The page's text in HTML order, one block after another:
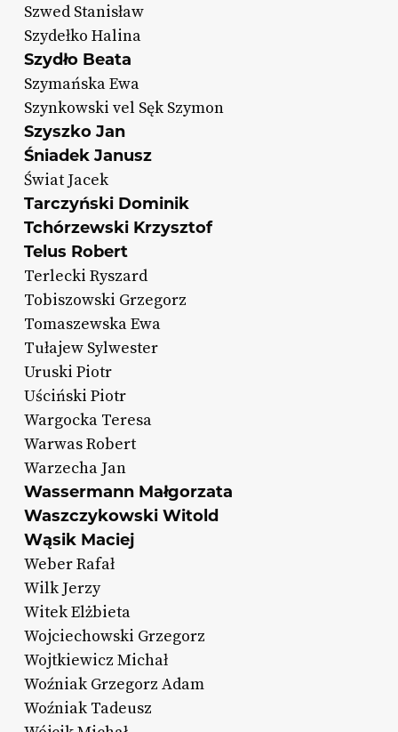
Szwed Stanisław
Szydełko Halina
Szydło Beata
Szymańska Ewa
Szynkowski vel Sęk Szymon
Szyszko Jan
Śniadek Janusz
Świat Jacek
Tarczyński Dominik
Tchórzewski Krzysztof
Telus Robert
Terlecki Ryszard
Tobiszowski Grzegorz
Tomaszewska Ewa
Tułajew Sylwester
Uruski Piotr
Uściński Piotr
Wargocka Teresa
Warwas Robert
Warzecha Jan
Wassermann Małgorzata
Waszczykowski Witold
Wąsik Maciej
Weber Rafał
Wilk Jerzy
Witek Elżbieta
Wojciechowski Grzegorz
Wojtkiewicz Michał
Woźniak Grzegorz Adam
Woźniak Tadeusz